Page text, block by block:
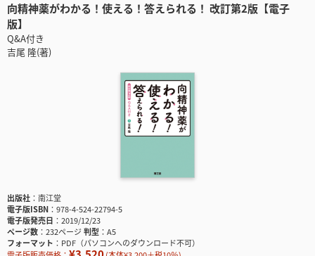
向精神薬がわかる！使える！答えられる！ 改訂第2版【電子
版】
Q&A付き
吉尾 隆(著)
出版社
南江堂
電子版ISBN
978-4-524-22794-5
電子版発売日
2019/12/23
ページ数
232ページ判型
A5
フォーマット
PDF（パソコンへのダウンロード不可）